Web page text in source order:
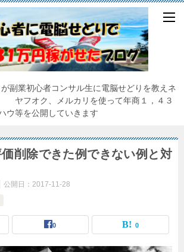
副業初心者コンサル生に電脳せどりを教えネ
オク、メルカリを使って年商１，４３
ウ等を公開していきます
削除できた例できない例と対
公開日： 2017-11-28
0 0